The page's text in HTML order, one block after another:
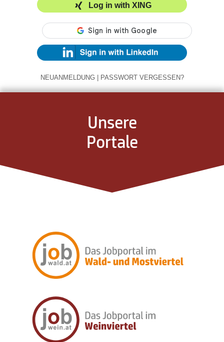
Log in with XING
NEUANMELDUNG | PASSWORT VERGESSEN?
Unsere
Portale